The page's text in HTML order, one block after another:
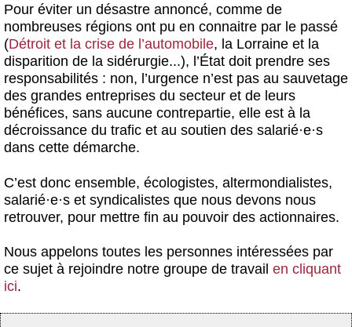
Pour éviter un désastre annoncé, comme de
nombreuses régions ont pu en connaitre par le passé
(Détroit et la crise de l’automobile, la Lorraine et la
disparition de la sidérurgie...), l’État doit prendre ses
responsabilités : non, l’urgence n’est pas au sauvetage
des grandes entreprises du secteur et de leurs
bénéfices, sans aucune contrepartie, elle est à la
décroissance du trafic et au soutien des salarié·e·s
dans cette démarche.
C’est donc ensemble, écologistes, altermondialistes,
salarié·e·s et syndicalistes que nous devons nous
retrouver, pour mettre fin au pouvoir des actionnaires.
Nous appelons toutes les personnes intéressées par
ce sujet à rejoindre notre groupe de travail en cliquant
ici.